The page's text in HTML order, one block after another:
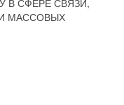
МАССОВЫХ